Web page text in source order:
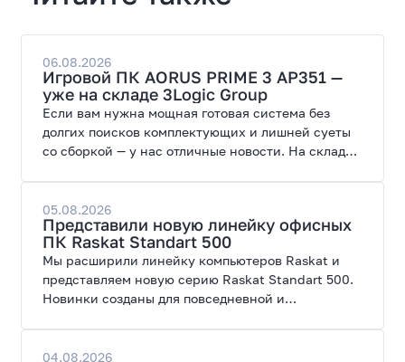
06.08.2026
Игровой ПК AORUS PRIME 3 AP351 —
уже на складе 3Logic Group
Если вам нужна мощная готовая система без
долгих поисков комплектующих и лишней суеты
со сборкой — у нас отличные новости. На склад
современных игр и работы с нейросетями.
05.08.2026
Представили новую линейку офисных
ПК Raskat Standart 500
Мы расширили линейку компьютеров Raskat и
представляем новую серию Raskat Standart 500.
Новинки созданы для повседневной и
широкие возможности модернизации.
04.08.2026